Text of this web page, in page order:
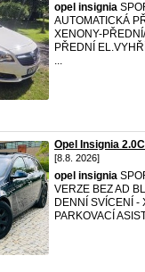
opel insignia
AUTOMATICKÁ
XENONY-
PŘEDNÍ
...
Opel Insignia
[8.8. 2026]
opel insignia
VERZE BEZ AD
DENNÍ SVÍCENÍ -
PARKOVACÍ